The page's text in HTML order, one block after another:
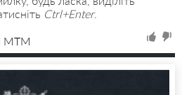
Ctrl+Enter.